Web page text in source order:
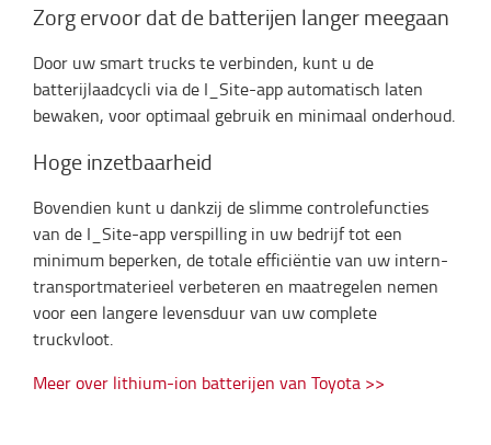
Zorg ervoor dat de batterijen langer meegaan
Door uw smart trucks te verbinden, kunt u de
batterijlaadcycli via de I_Site-app automatisch laten
bewaken, voor optimaal gebruik en minimaal onderhoud.
Hoge inzetbaarheid
Bovendien kunt u dankzij de slimme controlefuncties
van de I_Site-app verspilling in uw bedrijf tot een
minimum beperken, de totale efficiëntie van uw intern-
transportmaterieel verbeteren en maatregelen nemen
voor een langere levensduur van uw complete
truckvloot.
Meer over lithium-ion batterijen van Toyota >>